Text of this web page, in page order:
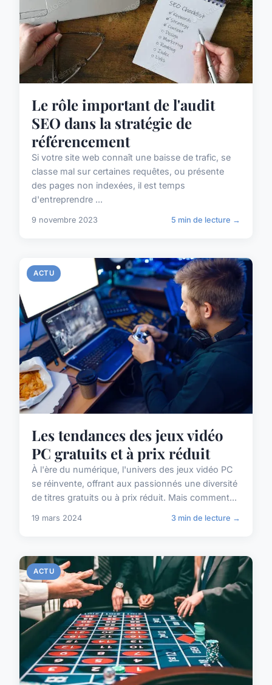
Le rôle important de l'audit
SEO dans la stratégie de
référencement
Si votre site web connaît une baisse de trafic, se
classe mal sur certaines requêtes, ou présente
des pages non indexées, il est temps
d'entreprendre ...
9 novembre 2023 5 min de lecture →
ACTU
Les tendances des jeux vidéo
PC gratuits et à prix réduit
À l'ère du numérique, l'univers des jeux vidéo PC
se réinvente, offrant aux passionnés une diversité
de titres gratuits ou à prix réduit. Mais comment...
19 mars 2024 3 min de lecture →
ACTU